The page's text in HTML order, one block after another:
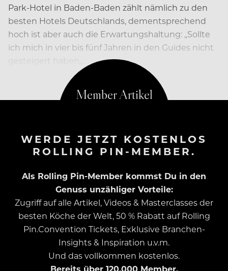
Park-Hotel in Baden-Baden zählt nämlich zu den
besten Hotels Deutschlands, dementsprechend
hoch ist aber auch die Erwartungshaltung: „Sollte
ich mich in vier bis fünf Jahren in den Guides nicht
gesteigert haben,…
WERDE JETZT KOSTENLOS
ROLLING PIN-MEMBER.
Als Rolling Pin-Member kommst Du in den
Genuss unzähliger Vorteile:
Zugriff auf alle Artikel, Videos & Masterclasses der
besten Köche der Welt, 50 % Rabatt auf Rolling
Pin.Convention Tickets, Exklusive Branchen-
Insights & Inspiration u.v.m.
Und das vollkommen kostenlos.
Bereits über 120.000 Member.